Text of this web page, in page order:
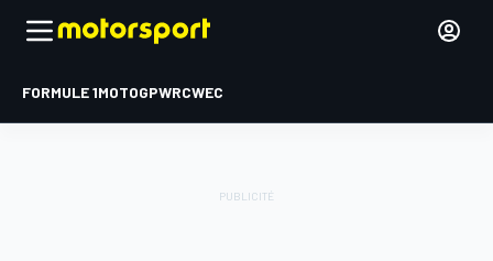
FORMULE 1MOTOGPWRCWEC